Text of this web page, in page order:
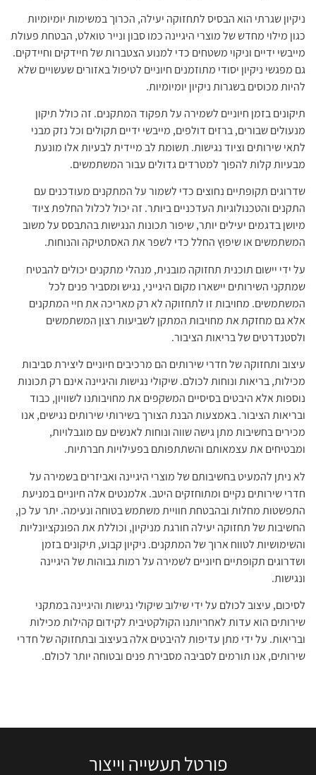
ניקיון שגרתי הוא הבסיס לתחזוקה יעילה, הכרוך במשימות יומיומיות
כגון מילוי מחדש של מוצרי היגיינה כמו סבון ונייר טואלט, הבטחת פעולת
מייבשי ידיים וניקוי משטחים כדי למנוע הצטברות של חיידקים וחיידקים.
גם מפגשי ניקיון יסודי מתוזמנים חיוניים לטיפול באזורים שעשויים שלא
להיות מכוסים בשגרות ניקיון יומיומיות.
תיקונים בזמן חיוניים לשמירה על תפקוד המתקנים. זה כולל תיקון
מנעולים שבורים, ברזים דולפים, מייבשי ידיים תקולים וכל נזק מבני
לתאי שירותים וציוד נגישות. תשומת לב מיידית לבעיות אלו מונעת
מבעיות קלות להפוך למטרדים גדולים עבור המשתמשים.
שדרוגים תקופתיים נחוצים כדי לשמור על המתקנים מעודכנים עם
התקנים והטכנולוגיות העדכניים ביותר. זה יכול לכלול החלפת ציוד
מיושן בדגמים יעילים יותר, שיפור תכונות הנגישות בהתבסס על משוב
המשתמשים או שיפוץ החלל כדי לשפר את האסתטיקה והנוחות.
על ידי יישום תוכנית תחזוקה מובנית, מנהלי מתקנים יכולים להבטיח
שמתקני השירותים יישארו מקום היגייני, נגיש ומסביר פנים לכל
המשתמשים. מחויבות זו לתחזוקה לא רק מאריכה את חיי המתקנים
אלא גם מחזקת את מחויבות המתקן לשביעות רצון המשתמשים
ולסטנדרטים של בריאות הציבור.
עיצוב ותחזוקה של חדרי שירותים הם מרכיבים חיוניים ליצירת סביבות
מכילות, בריאות ונוחות לכולם. שיקולי נגישות והיגיינה אינם רק תכונות
נוספות אלא היבטים בסיסיים המשקפים את מחויבותנו לשוויון, כבוד
ובריאות הציבור. באמצעות הבנת הצורך בשירותי שירותים נגישים, אנו
מכירים בחשיבות מתן גישה שווה ונוחות לאנשים עם מוגבלויות,
ומבטיחים את עצמאותם והשתתפותם בפעילויות חברתיות.
לא ניתן להמעיט בחשיבותם של מוצרי היגיינה ואביזרים בשמירה על
חדרי שירותים נקיים ומתוחזקים היטב. אלמנטים אלה חיוניים במניעת
התפשטות מחלות ובהבטחת חוויית משתמש בטוחה ונעימה. יתר על כן,
החשיבות של תחזוקה יעילה חורגת מניקיון, וכוללת את הפונקציונליות
והשימושיות לטווח ארוך של המתקנים. ניקיון קבוע, תיקונים בזמן
ושדרוגים תקופתיים חיוניים לשמירה על רמות גבוהות של היגיינה
ונגישות.
לסיכום, עיצוב לכולם על ידי שילוב שיקולי נגישות והיגיינה במתקני
שירותים הוא עדות לאחריותנו הקולקטיבית לקידום קהילות מכילות
ובריאות. על ידי מתן עדיפות להיבטים אלה בעיצוב ובתחזוקה של חדרי
שירותים, אנו תורמים לסביבה מסבירת פנים ובטוחה יותר לכולם.
פורטל תעשייה וייצור